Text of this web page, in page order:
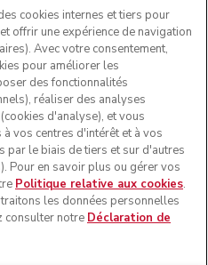
réservés. KitchenAid et la
sont des marques
Unis et ailleurs.
cookies internes et tiers pour
offrir une expérience de navigation
Avec votre consentement,
pour améliorer les
des fonctionnalités
réaliser des analyses
d'analyse), et vous
vos centres d'intérêt et à vos
par le biais de tiers et sur d'autres
Pour en savoir plus ou gérer vos
Politique relative aux cookies.
les données personnelles
consulter notre Déclaration de